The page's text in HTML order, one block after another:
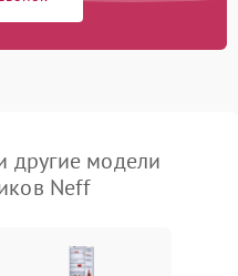
модели
Neff